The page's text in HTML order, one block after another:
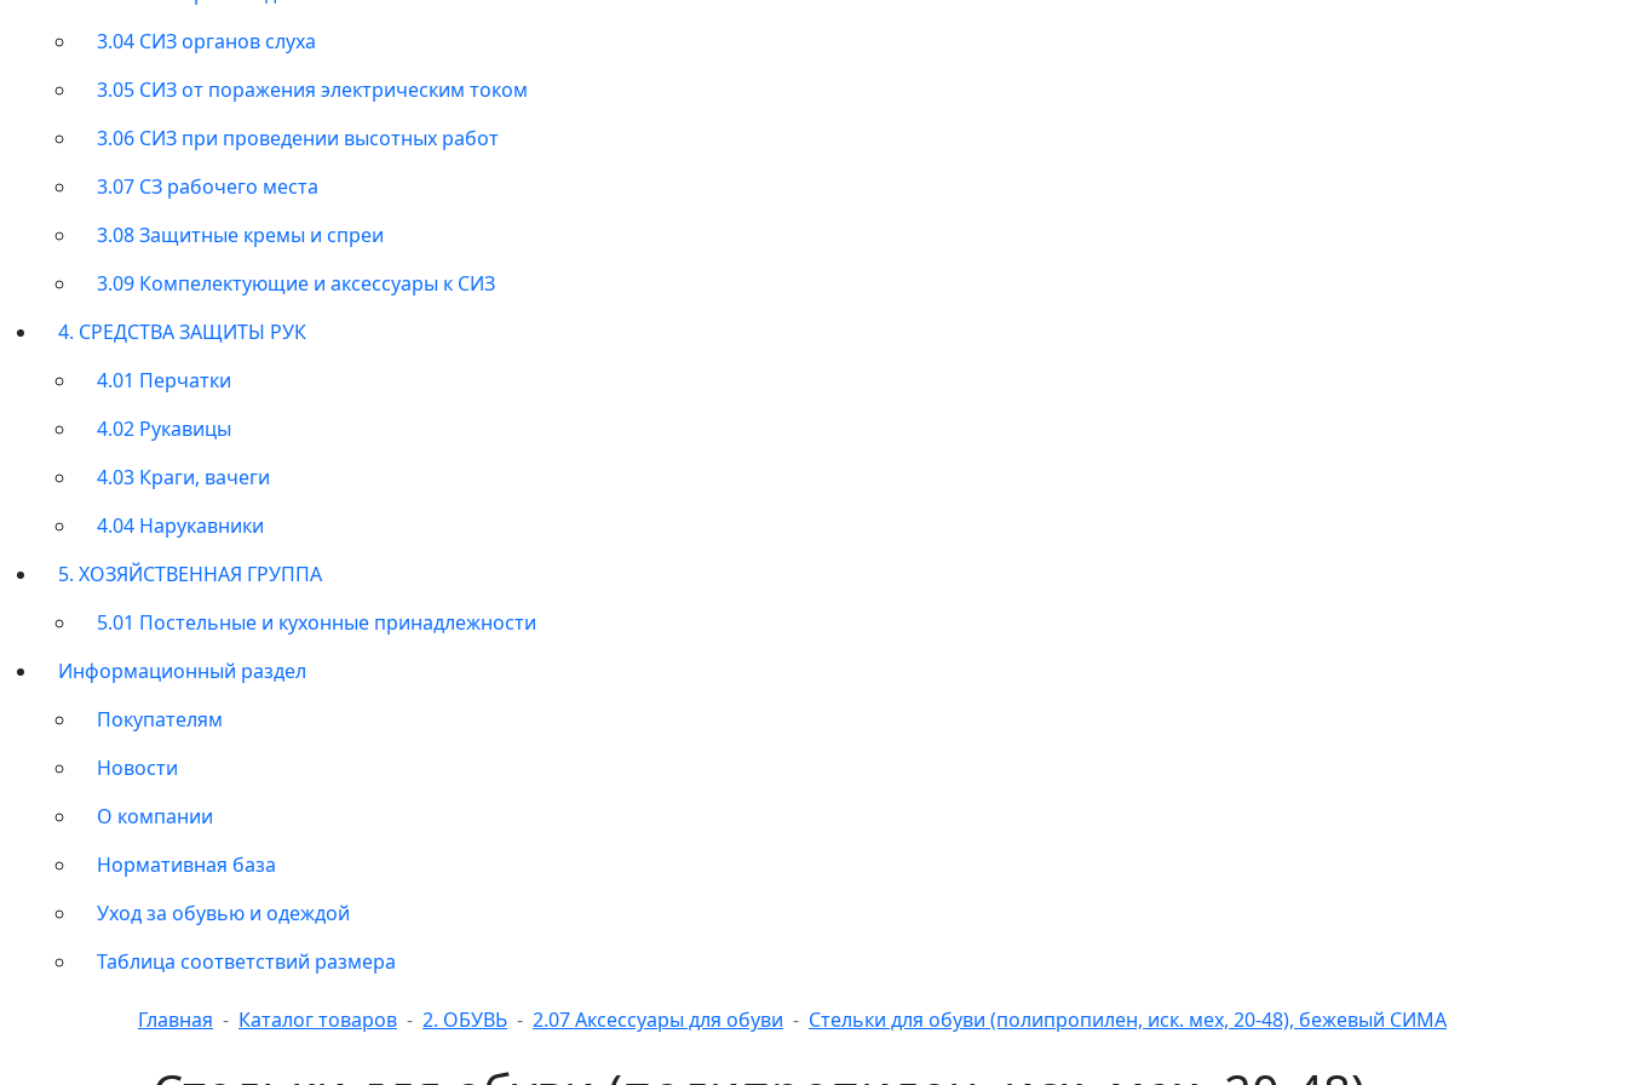
3.04 СИЗ органов слуха
3.05 СИЗ от поражения электрическим током
3.06 СИЗ при проведении высотных работ
3.07 СЗ рабочего места
3.08 Защитные кремы и спреи
3.09 Компелектующие и аксессуары к СИЗ
4. СРЕДСТВА ЗАЩИТЫ РУК
4.01 Перчатки
4.02 Рукавицы
4.03 Краги, вачеги
4.04 Нарукавники
5. ХОЗЯЙСТВЕННАЯ ГРУППА
5.01 Постельные и кухонные принадлежности
Информационный раздел
Покупателям
Новости
О компании
Нормативная база
Уход за обувью и одеждой
Таблица соответствий размера
Главная Каталог товаров 2. ОБУВЬ 2.07 Аксессуары для обуви Стельки для обуви (полипропилен, иск. мех, 20-48), бежевый СИМА